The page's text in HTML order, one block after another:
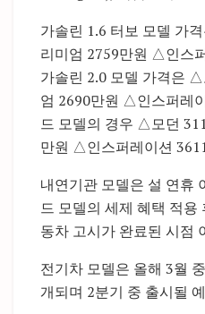
가솔린 1.6 터보 모델 가
리미엄 2759만원 △인스
가솔린 2.0 모델 가격은
엄 2690만원 △인스퍼레
드 모델의 경우 △모던
만원 △인스퍼레이션
내연기관 모델은 설 연휴
드 모델의 세제 혜택 적
동차 고시가 완료된 시점
전기차 모델은 올해 3월
개되며 2분기 중 출시될